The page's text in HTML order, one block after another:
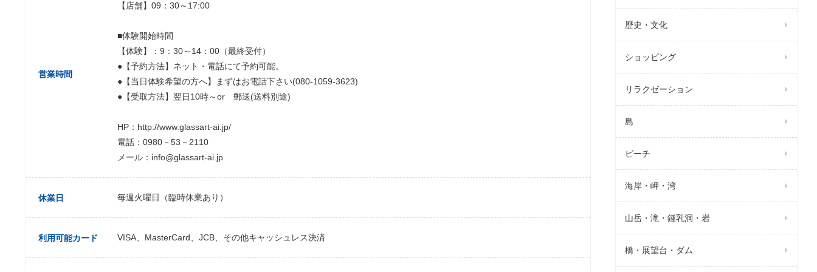
営業時間
【店舗】09：30～17:00
■体験開始時間
【体験】：9：30～14：00（最終受付）
●【予約方法】ネット・電話にて予約可能。
●【当日体験希望の方へ】まずはお電話下さい(080-1059-3623)
●【受取方法】翌日10時～or 郵送(送料別途)
HP：http://www.glassart-ai.jp/
電話：0980－53－2110
メール：info@glassart-ai.jp
休業日 毎週火曜日（臨時休業あり）
利用可能カード VISA、MasterCard、JCB、その他キャッシュレス決済
歴史・文化
ショッピング
リラクゼーション
島
ビーチ
海岸・岬・湾
山岳・滝・鍾乳洞・岩
橋・展望台・ダム